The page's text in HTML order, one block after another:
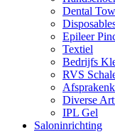
Dental
Epileer
Textiel
Bedrijfs
RVS
Diverse
IPL Gel
Saloninrichting